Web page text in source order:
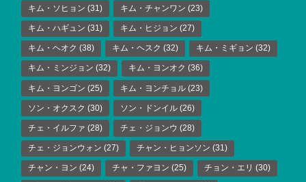
キム・ソヒョン (31) キム・チャンワン (23)
キム・ハギュン (31) キム・ヒジョン (27)
キム・ヘオク (38) キム・ヘスク (32) キム・ミギョン (32)
キム・ミンジョン (32) キム・ヨンオク (36)
キム・ヨンゴン (25) キム・ヨンチョル (23)
ソン・オクスク (30) ソン・ドンイル (26)
チェ・イルファ (28) チェ・ジョンウ (28)
チェ・ジョンウォン (27) チャン・ヒョンソン (31)
チャン・ヨン (24) チャ・ファヨン (25) チョン・エリ (30)